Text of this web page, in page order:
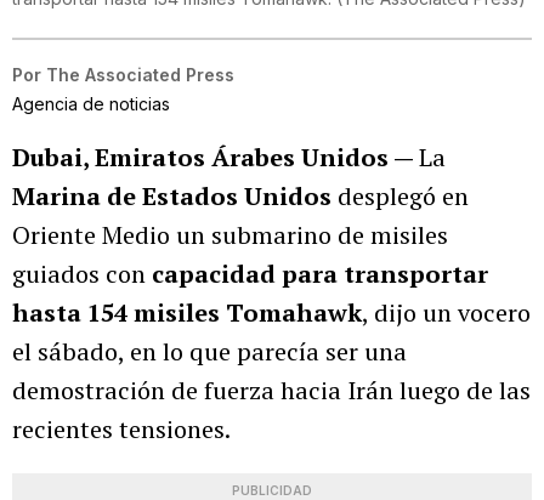
Por The Associated Press
Agencia de noticias
Dubai, Emiratos Árabes Unidos —La
Marina de Estados Unidos desplegó en
Oriente Medio un submarino de misiles
guiados con capacidad para transportar
hasta 154 misiles Tomahawk, dijo un vocero
el sábado, en lo que parecía ser una
demostración de fuerza hacia Irán luego de las
recientes tensiones.
PUBLICIDAD